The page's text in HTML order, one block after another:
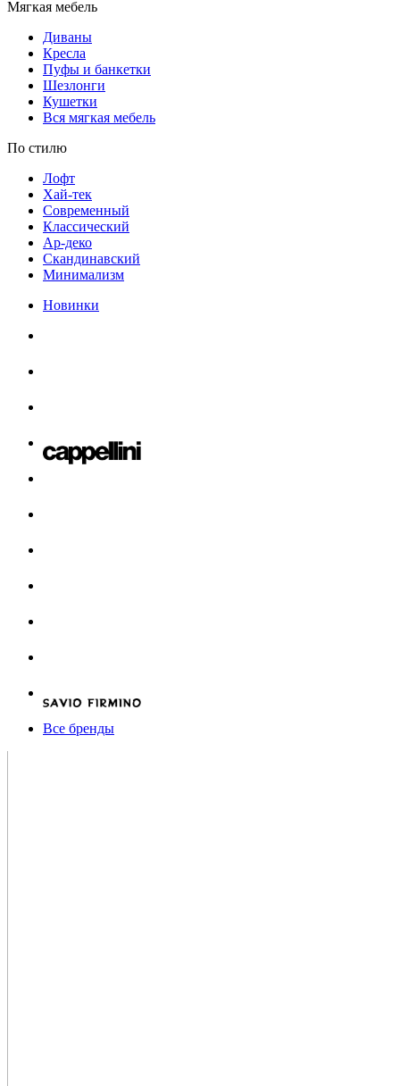
Диваны
Кресла
Пуфы и банкетки
Шезлонги
Кушетки